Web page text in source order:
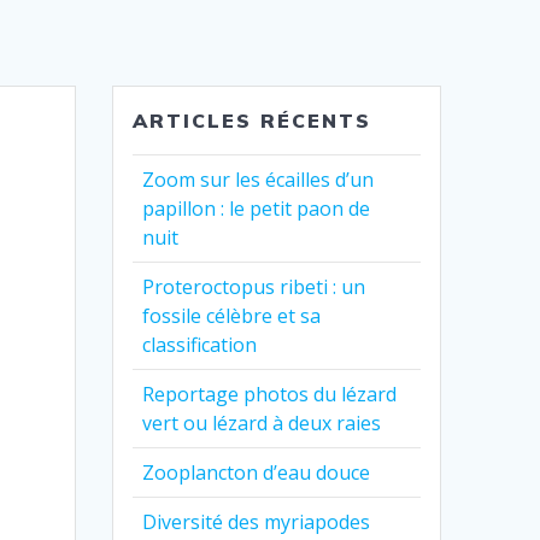
ARTICLES RÉCENTS
Zoom sur les écailles d’un
papillon : le petit paon de
nuit
Proteroctopus ribeti : un
fossile célèbre et sa
classification
Reportage photos du lézard
vert ou lézard à deux raies
Zooplancton d’eau douce
Diversité des myriapodes